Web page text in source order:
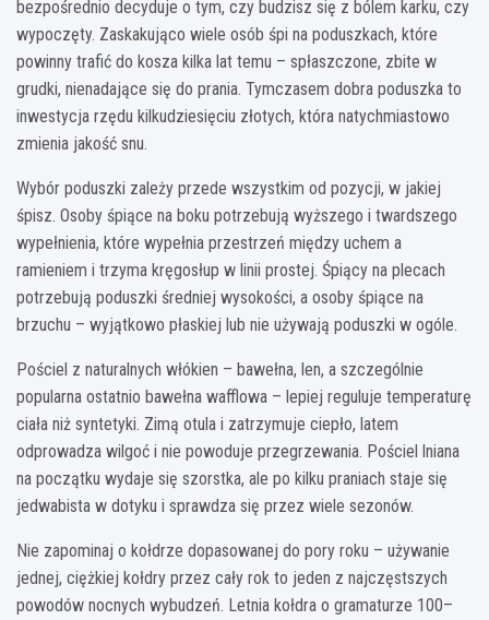
bezpośrednio decyduje o tym, czy budzisz się z bólem karku, czy
wypoczęty. Zaskakująco wiele osób śpi na poduszkach, które
powinny trafić do kosza kilka lat temu – spłaszczone, zbite w
grudki, nienadające się do prania. Tymczasem dobra poduszka to
inwestycja rzędu kilkudziesięciu złotych, która natychmiastowo
zmienia jakość snu.
Wybór poduszki zależy przede wszystkim od pozycji, w jakiej
śpisz. Osoby śpiące na boku potrzebują wyższego i twardszego
wypełnienia, które wypełnia przestrzeń między uchem a
ramieniem i trzyma kręgosłup w linii prostej. Śpiący na plecach
potrzebują poduszki średniej wysokości, a osoby śpiące na
brzuchu – wyjątkowo płaskiej lub nie używają poduszki w ogóle.
Pościel z naturalnych włókien – bawełna, len, a szczególnie
popularna ostatnio bawełna wafflowa – lepiej reguluje temperaturę
ciała niż syntetyki. Zimą otula i zatrzymuje ciepło, latem
odprowadza wilgoć i nie powoduje przegrzewania. Pościel lniana
na początku wydaje się szorstka, ale po kilku praniach staje się
jedwabista w dotyku i sprawdza się przez wiele sezonów.
Nie zapominaj o kołdrze dopasowanej do pory roku – używanie
jednej, ciężkiej kołdry przez cały rok to jeden z najczęstszych
powodów nocnych wybudzeń. Letnia kołdra o gramaturze 100–